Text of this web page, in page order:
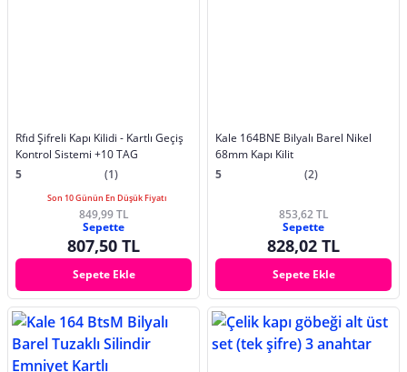
Rfıd Şifreli Kapı Kilidi - Kartlı Geçiş
Kontrol Sistemi +10 TAG
5
(1)
Son 10 Günün En Düşük Fiyatı
849,99 TL
Sepette
807,50 TL
Sepete Ekle
Kale 164BNE Bilyalı Barel Nikel
68mm Kapı Kilit
5
(2)
853,62 TL
Sepette
828,02 TL
Sepete Ekle